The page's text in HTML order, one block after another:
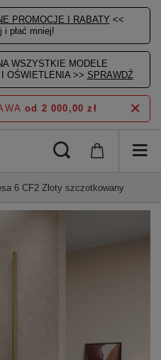
PROMOCJE I RABATY <<
i płać mniej!
WSZYSTKIE MODELE
OŚWIETLENIA >> SPRAWDŹ
od 2 000,00 zł
6 CF2 Złoty szczotkowany